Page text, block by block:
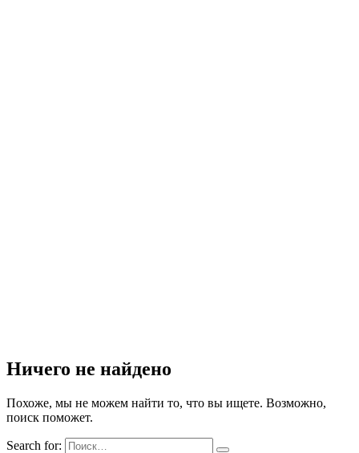
Ничего не найдено
Похоже, мы не можем найти то, что вы ищете. Возможно,
поиск поможет.
Search for: